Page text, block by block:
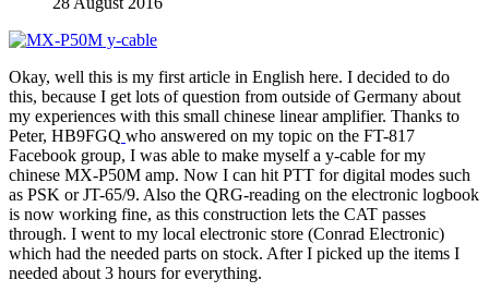
Okay, well this is my first article in English here. I decided to do
this, because I get lots of question from outside of Germany about
my experiences with this small chinese linear amplifier. Thanks to
Peter, HB9FGQ who answered on my topic on the FT-817
Facebook group, I was able to make myself a y-cable for my
chinese MX-P50M amp. Now I can hit PTT for digital modes such
as PSK or JT-65/9. Also the QRG-reading on the electronic logbook
is now working fine, as this construction lets the CAT passes
through. I went to my local electronic store (Conrad Electronic)
which had the needed parts on stock. After I picked up the items I
needed about 3 hours for everything.